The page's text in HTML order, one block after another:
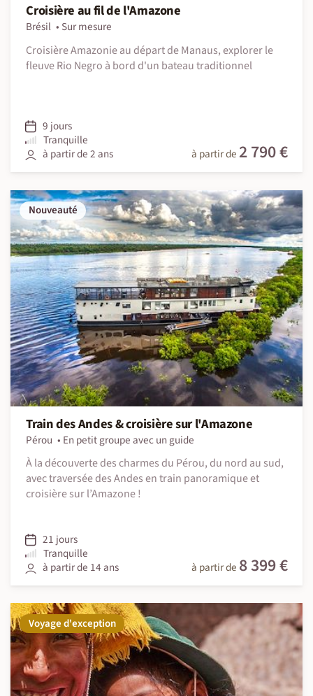
Croisière au fil de l'Amazone
Brésil
Sur mesure
Croisière Amazonie au départ de Manaus, explorer le
fleuve Rio Negro à bord d'un bateau traditionnel
9 jours
Tranquille
à partir de 2 ans
à partir de 2 790 €
Nouveauté
Train des Andes & croisière sur l'Amazone
Pérou
En petit groupe avec un guide
À la découverte des charmes du Pérou, du nord au sud,
avec traversée des Andes en train panoramique et
croisière sur l’Amazone !
21 jours
Tranquille
à partir de 14 ans
à partir de 8 399 €
Voyage d'exception